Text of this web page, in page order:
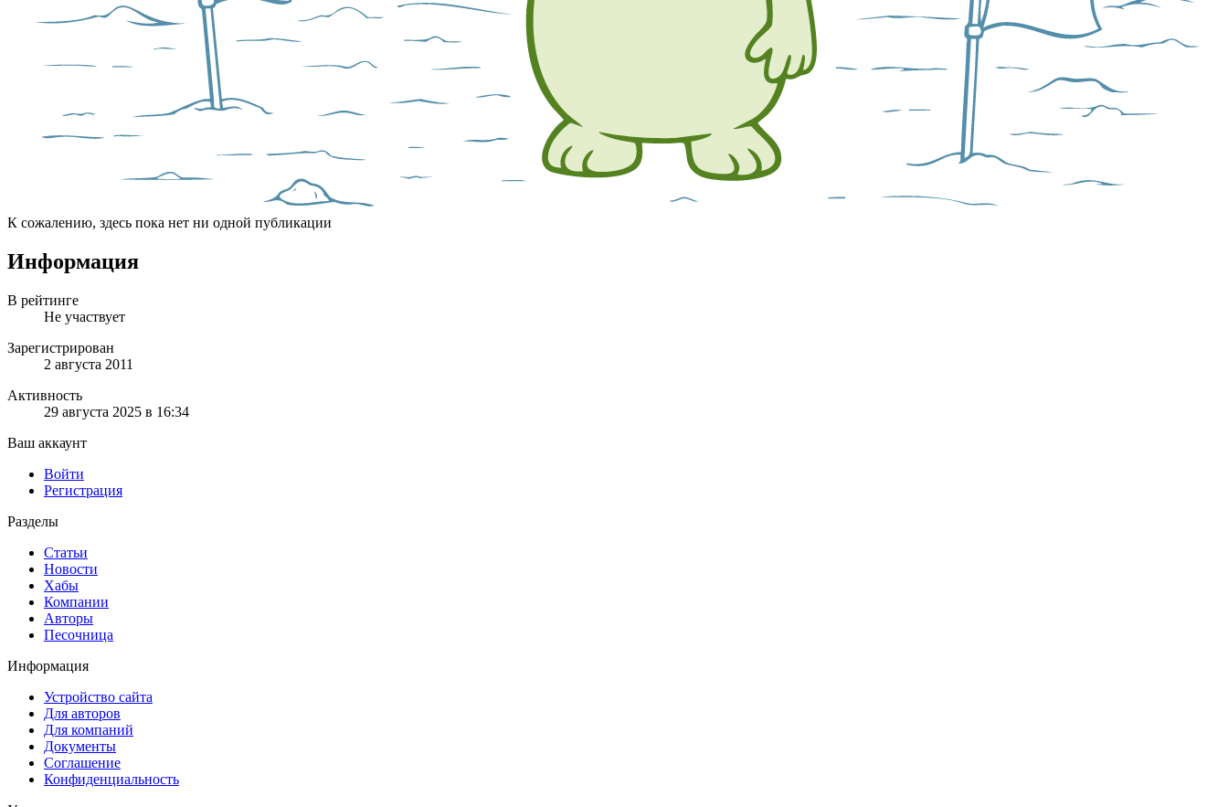
К сожалению, здесь пока нет ни одной публикации
Информация
В рейтинге
Не участвует
Зарегистрирован
2 августа 2011
Активность
29 августа 2025 в 16:34
Ваш аккаунт
Войти
Регистрация
Разделы
Статьи
Новости
Хабы
Компании
Авторы
Песочница
Информация
Устройство сайта
Для авторов
Для компаний
Документы
Соглашение
Конфиденциальность